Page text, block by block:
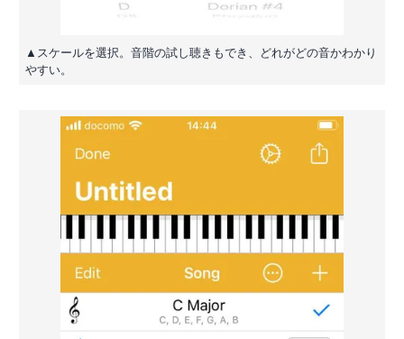
▲スケールを選択。音階の試し聴きもでき、どれがどの音かわかり
やすい。